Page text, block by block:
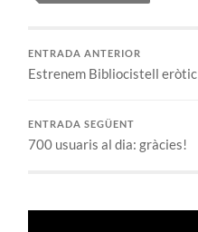
ENTRADA ANTERIOR
Estrenem Bibliocistell eròtic
ENTRADA SEGÜENT
700 usuaris al dia: gràcies!